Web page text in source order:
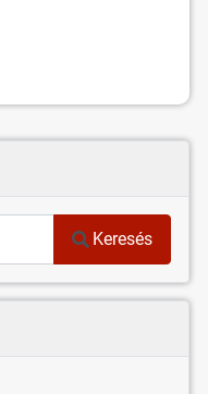
Keresés